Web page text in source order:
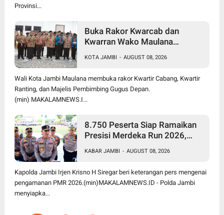
Provinsi...
Buka Rakor Kwarcab dan
Kwarran Wako Maulana
Kemas Faried Targetkan 1.000
Pramuka Garuda
KOTA JAMBI - AUGUST 08, 2026
Wali Kota Jambi Maulana membuka rakor Kwartir Cabang, Kwartir
Ranting, dan Majelis Pembimbing Gugus Depan.
(min) MAKALAMNEWS.I...
8.750 Peserta Siap Ramaikan
Presisi Merdeka Run 2026,
Personel untuk Pengamanan
KABAR JAMBI - AUGUST 08, 2026
Kapolda Jambi Irjen Krisno H Siregar beri keterangan pers mengenai
pengamanan PMR 2026.(min)MAKALAMNEWS.ID - Polda Jambi
menyiapka...